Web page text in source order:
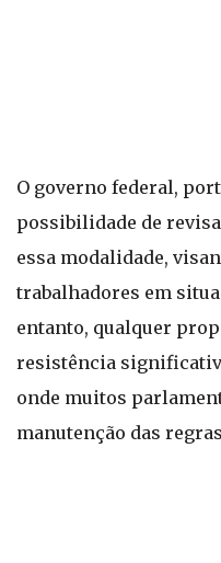
O governo federal,
possibilidade de
essa modalidade,
trabalhadores em
entanto, qualquer
resistência
onde muitos
manutenção das